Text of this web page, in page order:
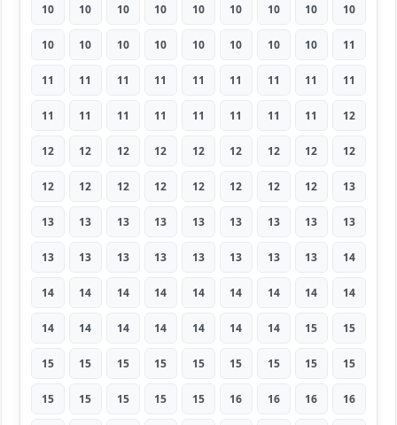
10 10 10 10 10 10 10 10 10
10 10 10 10 10 10 10 10 11
11 11 11 11 11 11 11 11 11
11 11 11 11 11 11 11 11 12
12 12 12 12 12 12 12 12 12
12 12 12 12 12 12 12 12 13
13 13 13 13 13 13 13 13 13
13 13 13 13 13 13 13 13 14
14 14 14 14 14 14 14 14 14
14 14 14 14 14 14 14 15 15
15 15 15 15 15 15 15 15 15
15 15 15 15 15 16 16 16 16